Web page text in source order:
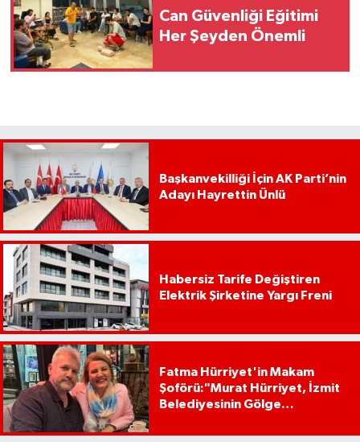
Can Güvenliği Eğitimi
Her Şeyden Önemli
Başkanvekilliği İçin AK Parti’nin
Adayı Hayrettin Ünlü
Habersiz Tarife Değiştiren
Elektrik Şirketine Yargı Freni
Fatma Hürriyet'in Makam
Şoförü:"Murat Hürriyet, İzmit
Belediyesinin Gölge